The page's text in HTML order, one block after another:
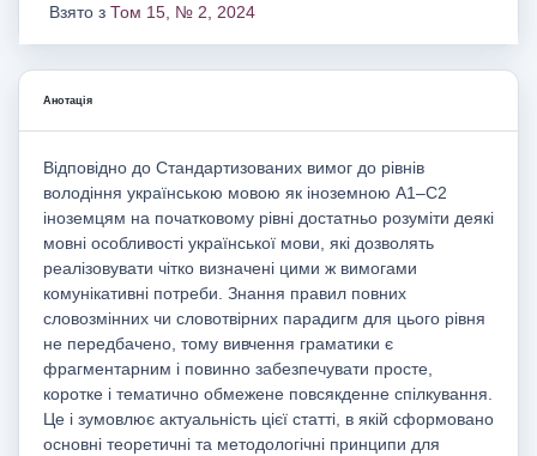
Взято з Том 15, № 2, 2024
Анотація
Відповідно до Стандартизованих вимог до рівнів
володіння українською мовою як іноземною А1–С2
іноземцям на початковому рівні достатньо розуміти деякі
мовні особливості української мови, які дозволять
реалізовувати чітко визначені цими ж вимогами
комунікативні потреби. Знання правил повних
словозмінних чи словотвірних парадигм для цього рівня
не передбачено, тому вивчення граматики є
фрагментарним і повинно забезпечувати просте,
коротке і тематично обмежене повсякденне спілкування.
Це і зумовлює актуальність цієї статті, в якій сформовано
основні теоретичні та методологічні принципи для